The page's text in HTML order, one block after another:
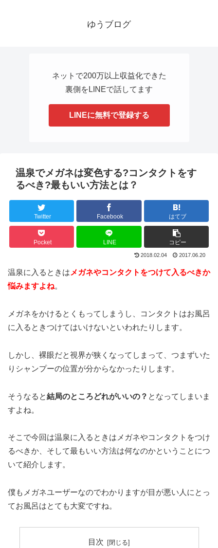
ゆうブログ
ネットで200万以上収益化できた
裏側をLINEで話してます
LINEに無料で登録する
温泉でメガネは変色する?コンタクトをす
るべき?最もいい方法とは？
Twitter Facebook はてブ
Pocket LINE コピー
2018.02.04 2017.06.20
温泉に入るときは メガネやコンタクトをつけて入るべきか
悩みますよね。
メガネをかけるとくもってしまうし、コンタクトはお風呂
に入るときつけてはいけないといわれたりします。
しかし、裸眼だと視界が狭くなってしまって、つまずいた
りシャンプーの位置が分からなかったりします。
そうなると結局のところどれがいいの？ となってしまいま
すよね。
そこで今回は温泉に入るときはメガネやコンタクトをつけ
るべきか、そして最もいい方法は何なのかということにつ
いて紹介します。
僕もメガネユーザーなのでわかりますが目が悪い人にとっ
てお風呂はとても大変ですね。
目次